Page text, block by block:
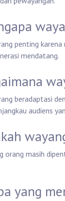
penting
mendatang.
beradaptasi
audiens
orang masih
yang